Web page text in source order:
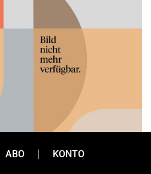
ABO KONTO